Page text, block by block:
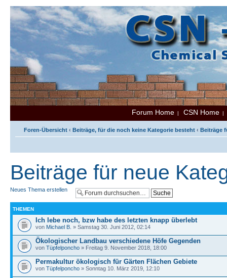
Forum Home | CSN Home
Foren-Übersicht ‹ Beiträge, für die noch keine Kategorie besteht ‹ Beiträge
Beiträge für neue
Neues Thema erstellen
THEMEN
Ich lebe noch, bzw habe des letzten knapp überlebt
von Michael B. » Samstag 30. Juni 2012, 02:14
Ökologischer Landbau verschiedene Höfe Gegenden
von Tüpfelponcho » Freitag 9. November 2018, 18:00
Permakultur ökologisch für Gärten Flächen Gebiete
von Tüpfelponcho » Sonntag 10. März 2019, 12:10